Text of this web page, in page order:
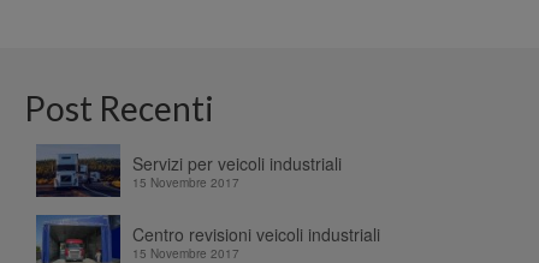
Post Recenti
Servizi per veicoli industriali
15 Novembre 2017
Centro revisioni veicoli industriali
15 Novembre 2017